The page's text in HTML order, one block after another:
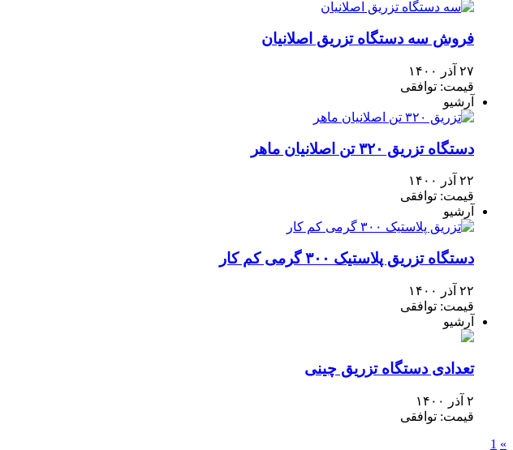
فروش سه دستگاه تزریق اصلانیان
۲۷ آذر ۱۴۰۰
قیمت: توافقی
آرشیو
دستگاه تزریق ۳۲۰ تن اصلانیان ماهر
۲۲ آذر ۱۴۰۰
قیمت: توافقی
آرشیو
دستگاه تزریق پلاستیک ۳۰۰ گرمی کم کار
۲۲ آذر ۱۴۰۰
قیمت: توافقی
آرشیو
تعدادی دستگاه تزریق چینی
۲ آذر ۱۴۰۰
قیمت: توافقی
»
1